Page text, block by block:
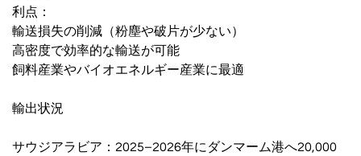
利点：
輸送損失の削減（粉塵や破片が少ない）
高密度で効率的な輸送が可能
飼料産業やバイオエネルギー産業に最適
輸出状況
サウジアラビア：2025–2026年にダンマーム港へ20,000